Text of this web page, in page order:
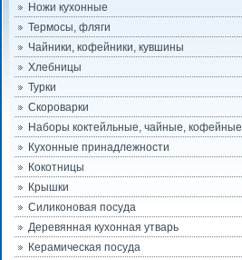
Ножи кухонные
Термосы, фляги
Чайники, кофейники, кувшины
Хлебницы
Турки
Скороварки
Наборы коктейльные, чайные, кофейные
Кухонные принадлежности
Кокотницы
Крышки
Силиконовая посуда
Деревянная кухонная утварь
Керамическая посуда